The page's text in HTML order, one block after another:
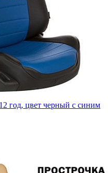
год, цвет черный с синим